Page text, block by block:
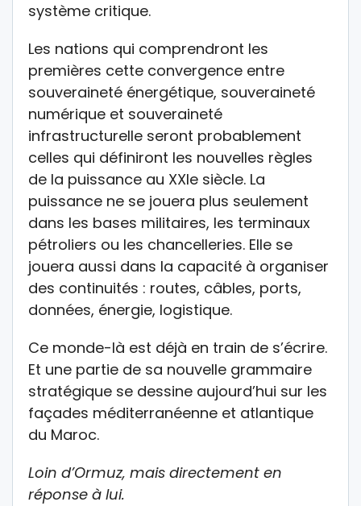
système critique.
Les nations qui comprendront les
premières cette convergence entre
souveraineté énergétique, souveraineté
numérique et souveraineté
infrastructurelle seront probablement
celles qui définiront les nouvelles règles
de la puissance au XXIe siècle. La
puissance ne se jouera plus seulement
dans les bases militaires, les terminaux
pétroliers ou les chancelleries. Elle se
jouera aussi dans la capacité à organiser
des continuités : routes, câbles, ports,
données, énergie, logistique.
Ce monde-là est déjà en train de s’écrire.
Et une partie de sa nouvelle grammaire
stratégique se dessine aujourd’hui sur les
façades méditerranéenne et atlantique
du Maroc.
Loin d’Ormuz, mais directement en
réponse à lui.